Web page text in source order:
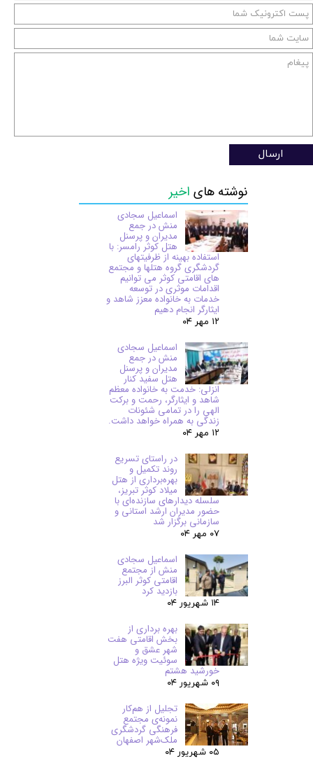
ارسال
نوشته های اخیر
اسماعیل سجادی
منش در جمع
مدیران و پرسنل
هتل کوثر رامسر: با
استفاده بهینه از ظرفیتهای
گردشگری گروه هتلها و مجتمع
های اقامتی کوثر می توانیم
اقدامات موثری در توسعه
خدمات به خانواده معزز شاهد و
ایثارگر انجام دهیم
۱۲ مهر ۰۴
اسماعیل سجادی
منش در جمع
مدیران و پرسنل
هتل سفید کنار
انزلی: خدمت به خانواده معظم
شاهد و ایثارگر، رحمت و برکت
الهی را در تمامی شئونات
زندگی به همراه خواهد داشت.
۱۲ مهر ۰۴
در راستای تسریع
روند تکمیل و
بهره‌برداری از هتل
میلاد کوثر تبریز،
سلسله دیدارهای سازنده‌ای با
حضور مدیران ارشد استانی و
سازمانی برگزار شد
۰۷ مهر ۰۴
اسماعیل سجادی
منش از مجتمع
اقامتی کوثر البرز
بازدید کرد
۱۴ شهریور ۰۴
بهره برداری از
بخش اقامتی هفت
شهر عشق و
سوئیت ویژه هتل
خورشید هشتم
۰۹ شهریور ۰۴
تجلیل از هم‌کار
نمونه‌ی مجتمع
فرهنگی گردشگری
ملک‌شهر اصفهان
۰۵ شهریور ۰۴